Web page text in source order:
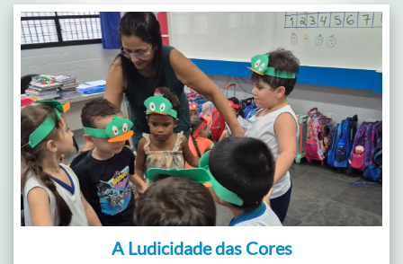
A Ludicidade das Cores